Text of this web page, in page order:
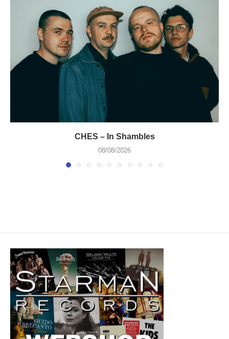
CHES – In Shambles
08/08/2026